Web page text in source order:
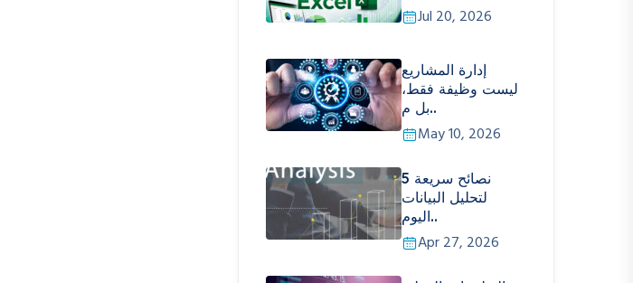
Jul 20, 2026
إدارة المشاريع
ليست وظيفة فقط،
بل م..
May 10, 2026
5 نصائح سريعة
لتحليل البيانات
اليوم..
Apr 27, 2026